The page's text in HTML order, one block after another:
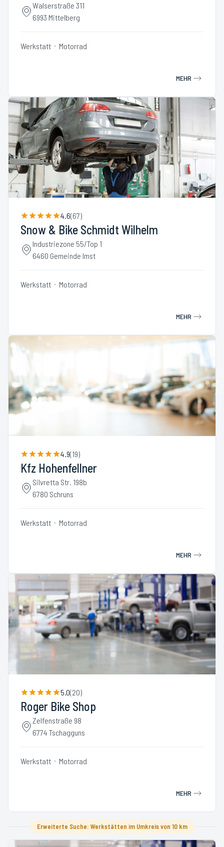
Walserstraße 311
6993 Mittelberg
Werkstatt Motorrad
MEHR
4.6(67)
Snow & Bike Schmidt Wilhelm
Industriezone 55/Top 1
6460 Gemeinde Imst
Werkstatt Motorrad
MEHR
4.9(19)
Kfz Hohenfellner
Silvretta Str. 198b
6780 Schruns
Werkstatt Motorrad
MEHR
5.0(20)
Roger Bike Shop
Zelfenstraße 98
6774 Tschagguns
Werkstatt Motorrad
MEHR
Erweiterte Suche: Werkstätten im Umkreis von 10 km